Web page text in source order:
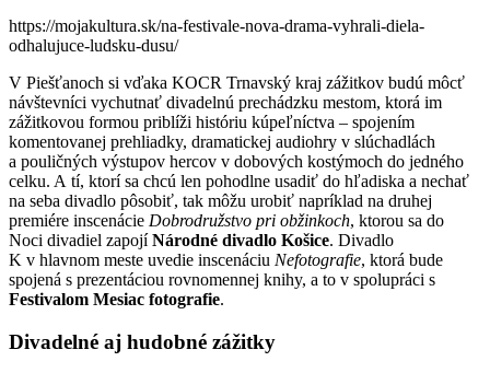
https://mojakultura.sk/na-festivale-nova-drama-vyhrali-diela-
odhalujuce-ludsku-dusu/
V Piešťanoch si vďaka KOCR Trnavský kraj zážitkov budú môcť
návštevníci vychutnať divadelnú prechádzku mestom, ktorá im
zážitkovou formou priblíži históriu kúpeľníctva – spojením
komentovanej prehliadky, dramatickej audiohry v slúchadlách
a pouličných výstupov hercov v dobových kostýmoch do jedného
celku. A tí, ktorí sa chcú len pohodlne usadiť do hľadiska a nechať
na seba divadlo pôsobiť, tak môžu urobiť napríklad na druhej
premiére inscenácie Dobrodružstvo pri obžinkoch, ktorou sa do
Noci divadiel zapojíNárodné divadlo Košice. Divadlo
K v hlavnom meste uvedie inscenáciu Nefotografie, ktorá bude
spojená s prezentáciou rovnomennej knihy, a to v spolupráci s
Festivalom Mesiac fotografie.
Divadelné aj hudobné zážitky